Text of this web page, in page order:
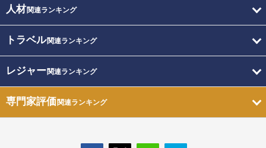
人材関連ランキング
トラベル関連ランキング
レジャー関連ランキング
専門家評価関連ランキング